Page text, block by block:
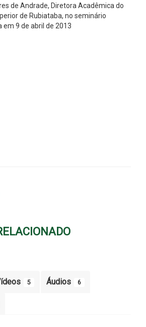
de Andrade, Diretora Acadêmica do
de Rubiataba, no seminário
em 9 de abril de 2013
5 Áudios 6